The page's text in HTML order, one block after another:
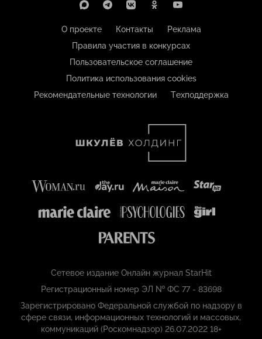
О проекте Контакты
Реклама
Правила участия в конкурсах
Пользовательское соглашение
Политика использования cookies
Рекомендательные технологии
Техподдержка
Сетевое издание Онлайн журнал StarHit
Регистрационный номер ЭЛ № ФС 77 - 83698
Зарегистрировано Федеральной службой по надзору в
сфере связи, информационных технологий и массовых,
коммуникаций (Роскомнадзор) 26.07.2022 18+